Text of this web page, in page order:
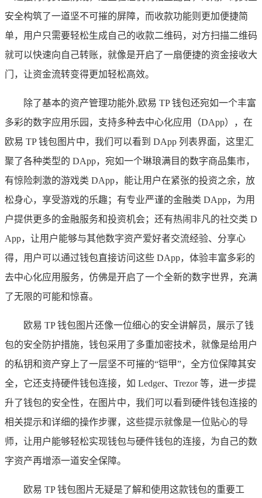
安全构筑了一道坚不可摧的屏障，而收款功能则更加便捷简
单，用户只需要轻松生成自己的收款二维码，对方扫描二维码
就可以快速向自己转账，就像是开启了一扇便捷的资金接收大
门，让资金流转变得更加轻松高效。
除了基本的资产管理功能外,欧易 TP 钱包还宛如一个丰富
多彩的数字应用乐园，支持多种去中心化应用（DApp），在
欧易 TP 钱包图片中，我们可以看到 DApp 列表界面，这里汇
聚了各种类型的 DApp，宛如一个琳琅满目的数字商品集市，
有惊险刺激的游戏类 DApp，能让用户在紧张的投资之余，放
松身心，享受游戏的乐趣；有专业严谨的金融类 DApp，为用
户提供更多的金融服务和投资机会；还有热闹非凡的社交类 D
App，让用户能够与其他数字资产爱好者交流经验、分享心
得，用户可以通过钱包直接访问这些 DApp，体验丰富多彩的
去中心化应用服务，仿佛是开启了一个全新的数字世界，充满
了无限的可能和惊喜。
欧易 TP 钱包图片还像一位细心的安全讲解员，展示了钱
包的安全防护措施，钱包采用了多重加密技术，就像是给用户
的私钥和资产穿上了一层坚不可摧的“铠甲”，全方位保障其安
全，它还支持硬件钱包连接，如 Ledger、Trezor 等，进一步提
升了钱包的安全性，在图片中，我们可以看到硬件钱包连接的
相关提示和详细的操作步骤，这些提示就像是一位贴心的导
师，让用户能够轻松实现钱包与硬件钱包的连接，为自己的数
字资产再增添一道安全保障。
欧易 TP 钱包图片无疑是了解和使用这款钱包的重要工